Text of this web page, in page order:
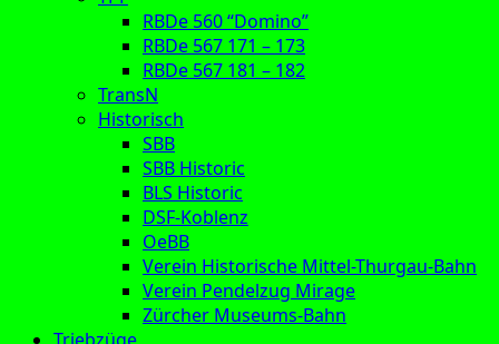
RBDe 560 “Domino”
RBDe 567 171 – 173
RBDe 567 181 – 182
TransN
Historisch
SBB
SBB Historic
BLS Historic
DSF-Koblenz
OeBB
Verein Historische Mittel-Thurgau-Bahn
Verein Pendelzug Mirage
Zürcher Museums-Bahn